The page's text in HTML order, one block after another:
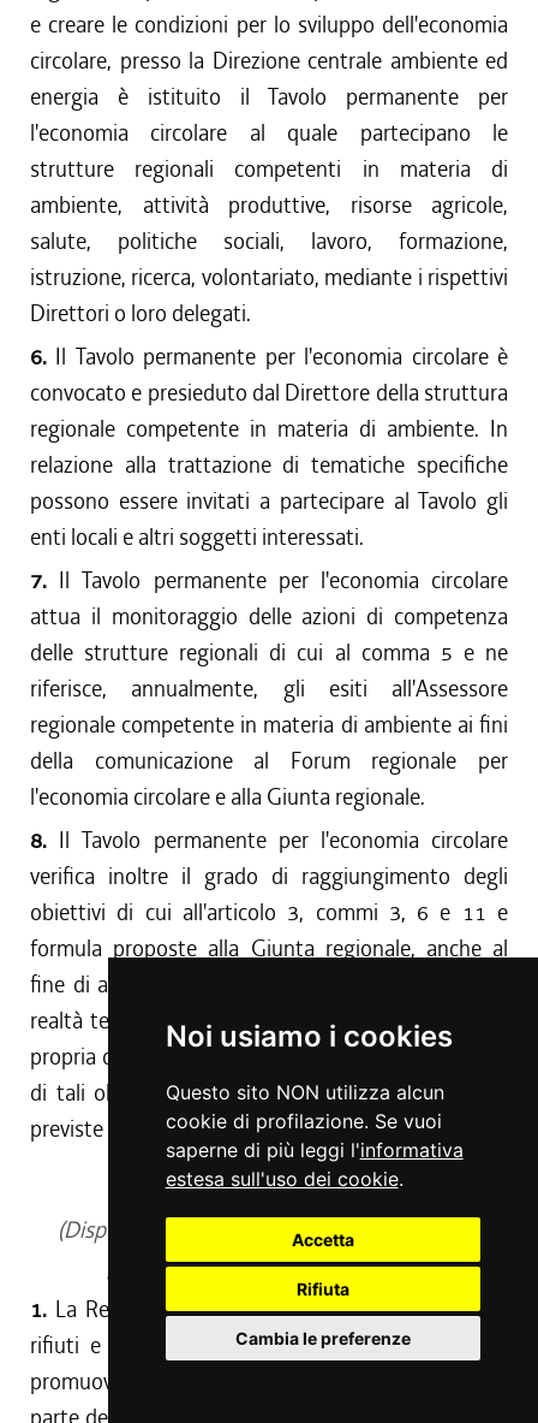
Noi usiamo i cookies
Questo sito NON utilizza alcun
cookie di profilazione. Se vuoi
saperne di più leggi l'informativa
estesa sull'uso dei cookie.
Accetta
Rifiuta
Cambia le preferenze
e creare le condizioni per lo sviluppo dell'economia
circolare, presso la Direzione centrale ambiente ed
energia è istituito il Tavolo permanente per
l'economia circolare al quale partecipano le
strutture regionali competenti in materia di
ambiente, attività produttive, risorse agricole,
salute, politiche sociali, lavoro, formazione,
istruzione, ricerca, volontariato, mediante i rispettivi
Direttori o loro delegati.
6. Il Tavolo permanente per l'economia circolare è
convocato e presieduto dal Direttore della struttura
regionale competente in materia di ambiente. In
relazione alla trattazione di tematiche specifiche
possono essere invitati a partecipare al Tavolo gli
enti locali e altri soggetti interessati.
7. Il Tavolo permanente per l'economia circolare
attua il monitoraggio delle azioni di competenza
delle strutture regionali di cui al comma 5 e ne
riferisce, annualmente, gli esiti all'Assessore
regionale competente in materia di ambiente ai fini
della comunicazione al Forum regionale per
l'economia circolare e alla Giunta regionale.
8. Il Tavolo permanente per l'economia circolare
verifica inoltre il grado di raggiungimento degli
obiettivi di cui all'articolo 3, commi 3, 6 e 11 e
formula proposte alla Giunta regionale, anche al
fine di adeguare gli obiettivi medesimi alle singole
realtà territoriali. La Giunta regionale provvede con
propria deliberazione all'eventuale rideterminazione
di tali obiettivi anche a modifica delle percentuali
previste dall'articolo 3.
Art. 5
(Disposizioni per la limitazione degli sprechi di
prodotti alimentari e farmaceutici)
1. La Regione al fine di prevenire la produzione di
rifiuti e limitare gli sprechi riconosce, valorizza e
promuove l'attività di solidarietà e beneficenza da